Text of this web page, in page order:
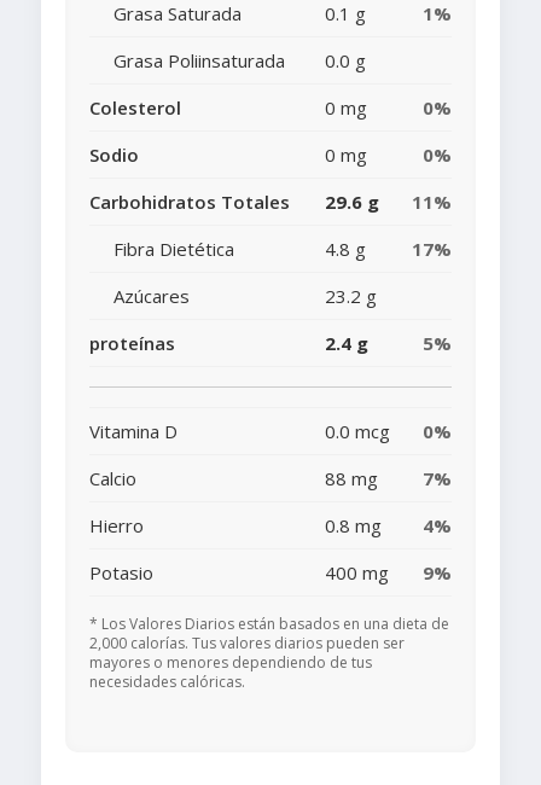
Grasa Saturada
0.1 g
1%
Grasa Poliinsaturada
0.0 g
Colesterol
0 mg
0%
Sodio
0 mg
0%
Carbohidratos Totales
29.6 g
11%
Fibra Dietética
4.8 g
17%
Azúcares
23.2 g
proteínas
2.4 g 5%
Vitamina D 0.0 mcg
0%
Calcio
88 mg
7%
Hierro
0.8 mg
4%
Potasio
400 mg 9%
* Los Valores Diarios están basados en una dieta de
2,000 calorías. Tus valores diarios pueden ser
mayores o menores dependiendo de tus
necesidades calóricas.